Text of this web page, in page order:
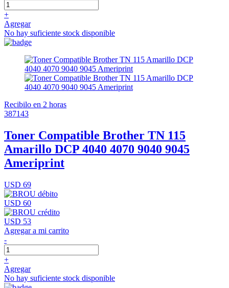
+
Agregar
No hay suficiente stock disponible
Recibilo en 2 horas
387143
Toner Compatible Brother TN 115
Amarillo DCP 4040 4070 9040 9045
Ameriprint
USD 69
USD 60
USD 53
Agregar a mi carrito
-
+
Agregar
No hay suficiente stock disponible